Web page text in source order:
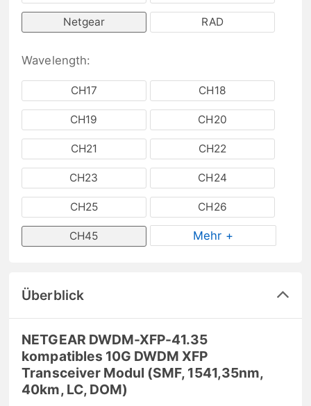
Netgear RAD
Wavelength:
CH17 CH18
CH19 CH20
CH21 CH22
CH23 CH24
CH25 CH26
CH45 Mehr +
Überblick
NETGEAR DWDM-XFP-41.35
kompatibles 10G DWDM XFP
Transceiver Modul (SMF, 1541,35nm,
40km, LC, DOM)